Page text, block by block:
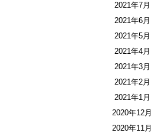
2021年7月
2021年6月
2021年5月
2021年4月
2021年3月
2021年2月
2021年1月
2020年12月
2020年11月